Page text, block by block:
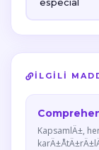
İLGILI
KapsamlÄ±,